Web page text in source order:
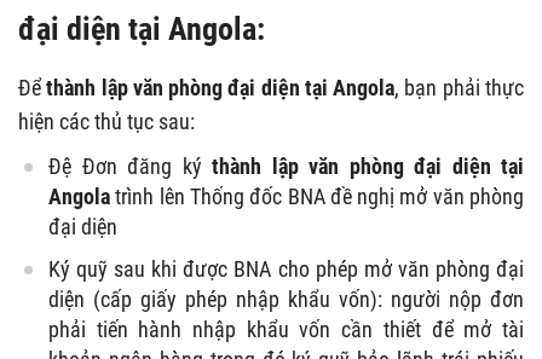
đại diện tại Angola:
Đểthành lập văn phòng đại diện tại Angola, bạn phải thực
hiện các thủ tục sau:
Đệ Đơn đăng ký thành lập văn phòng đại diện tại
Angolatrình lên Thống đốc BNA đề nghị mở văn phòng
đại diện
Ký quỹ sau khi được BNA cho phép mở văn phòng đại
diện (cấp giấy phép nhập khẩu vốn): người nộp đơn
phải tiến hành nhập khẩu vốn cần thiết để mở tài